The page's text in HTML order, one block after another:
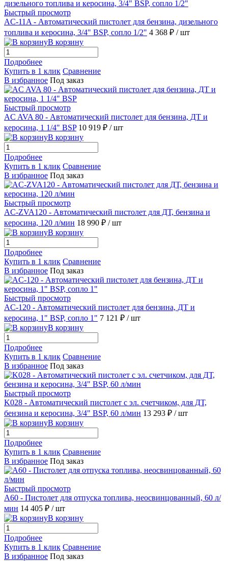
Быстрый просмотр
AC-11A - Автоматический пистолет для бензина, дизельного
топлива и керосина, 3/4" BSP, сопло 1/2" 4 368 ₽ / шт
В корзину
Подробнее
Купить в 1 клик Сравнение
В избранное Под заказ
Быстрый просмотр
AC AVA 80 - Автоматический пистолет для бензина, ДТ и
керосина, 1 1/4" BSP 10 919 ₽ / шт
В корзину
Подробнее
Купить в 1 клик Сравнение
В избранное Под заказ
Быстрый просмотр
AC-ZVA120 - Автоматический пистолет для ДТ, бензина и
керосина, 120 л/мин 18 990 ₽ / шт
В корзину
Подробнее
Купить в 1 клик Сравнение
В избранное Под заказ
Быстрый просмотр
AC-120 - Автоматический пистолет для бензина, ДТ и
керосина, 1" BSP, сопло 1" 7 121 ₽ / шт
В корзину
Подробнее
Купить в 1 клик Сравнение
В избранное Под заказ
Быстрый просмотр
K028 - Автоматический пистолет с эл. счетчиком, для ДТ,
бензина и керосина, 3/4" BSP, 60 л/мин 13 293 ₽ / шт
В корзину
Подробнее
Купить в 1 клик Сравнение
В избранное Под заказ
Быстрый просмотр
A60 - Пистолет для отпуска топлива, неосвинцованный, 60 л/
мин 14 405 ₽ / шт
В корзину
Подробнее
Купить в 1 клик Сравнение
В избранное Под заказ